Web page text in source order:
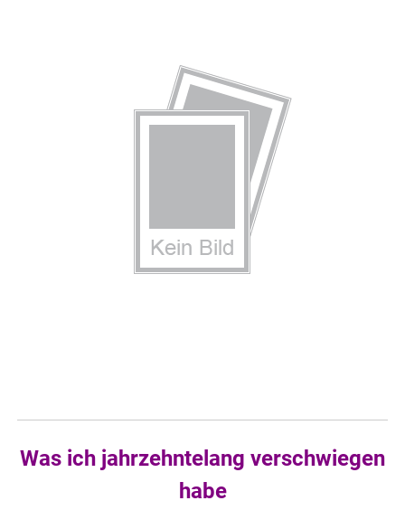
Was ich jahrzehntelang verschwiegen
habe